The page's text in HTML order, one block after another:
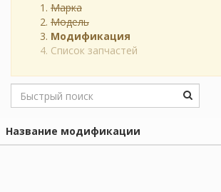
Марка
Модель
Модификация
Список запчастей
Название модификации